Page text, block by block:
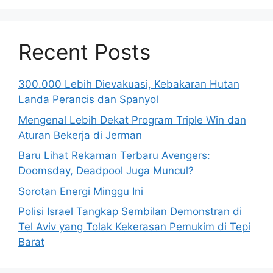
Recent Posts
300.000 Lebih Dievakuasi, Kebakaran Hutan
Landa Perancis dan Spanyol
Mengenal Lebih Dekat Program Triple Win dan
Aturan Bekerja di Jerman
Baru Lihat Rekaman Terbaru Avengers:
Doomsday, Deadpool Juga Muncul?
Sorotan Energi Minggu Ini
Polisi Israel Tangkap Sembilan Demonstran di
Tel Aviv yang Tolak Kekerasan Pemukim di Tepi
Barat